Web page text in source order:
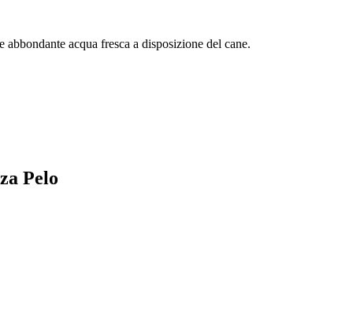
acqua fresca a disposizione del cane.
Pelo